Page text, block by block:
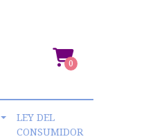
0
LEY DEL
CONSUMIDOR